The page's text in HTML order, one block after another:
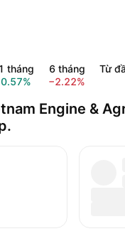
1 tháng
0.57%
6 tháng
−2.22%
Từ
Engine &